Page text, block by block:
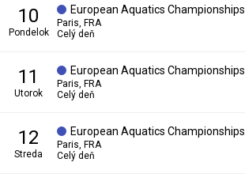
10
pondelok
European Aquatics Championships
Paris, FRA
Celý deň
11
utorok
European Aquatics Championships
Paris, FRA
Celý deň
12
streda
European Aquatics Championships
Paris, FRA
Celý deň